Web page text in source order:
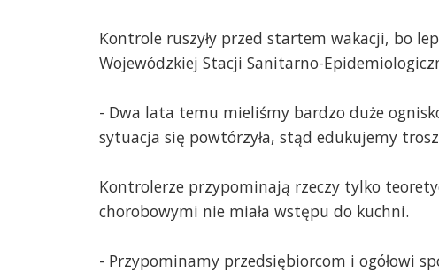
Kontrole ruszyły przed startem wakacji, bo
Wojewódzkiej Stacji Sanitarno-
- Dwa lata temu mieliśmy bardzo duże
sytuacja się powtórzyła, stąd edukujemy
Kontrolerze przypominają rzeczy tylko
chorobowymi nie miała wstępu do kuchni.
- Przypominamy przedsiębiorcom i ogółowi